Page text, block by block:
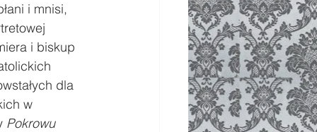
i mnisi,
i biskup
dla
w
Pokrowu